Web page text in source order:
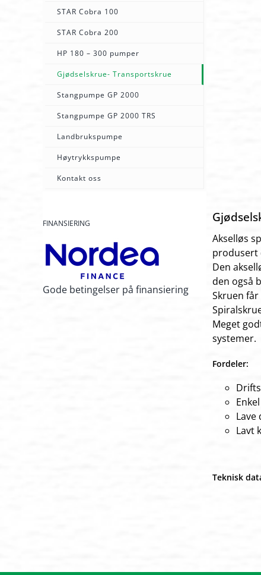
Akselløs
produsert
Den
den også
Skruen
Meget
systemer.
Fordeler:
Lavt
Teknisk
STAR Cobra 100
STAR Cobra 200
HP 180 – 300 pumper
Gjødselskrue- Transportskrue
Stangpumpe GP 2000
Stangpumpe GP 2000 TRS
Landbrukspumpe
Høytrykkspumpe
Kontakt oss
FINANSIERING
Gode betingelser på finansiering